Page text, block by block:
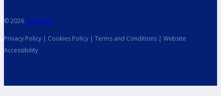
© 2026 spetsvoin
Privacy Policy | Cookies Policy | Terms and Conditions | Website
Accessibility